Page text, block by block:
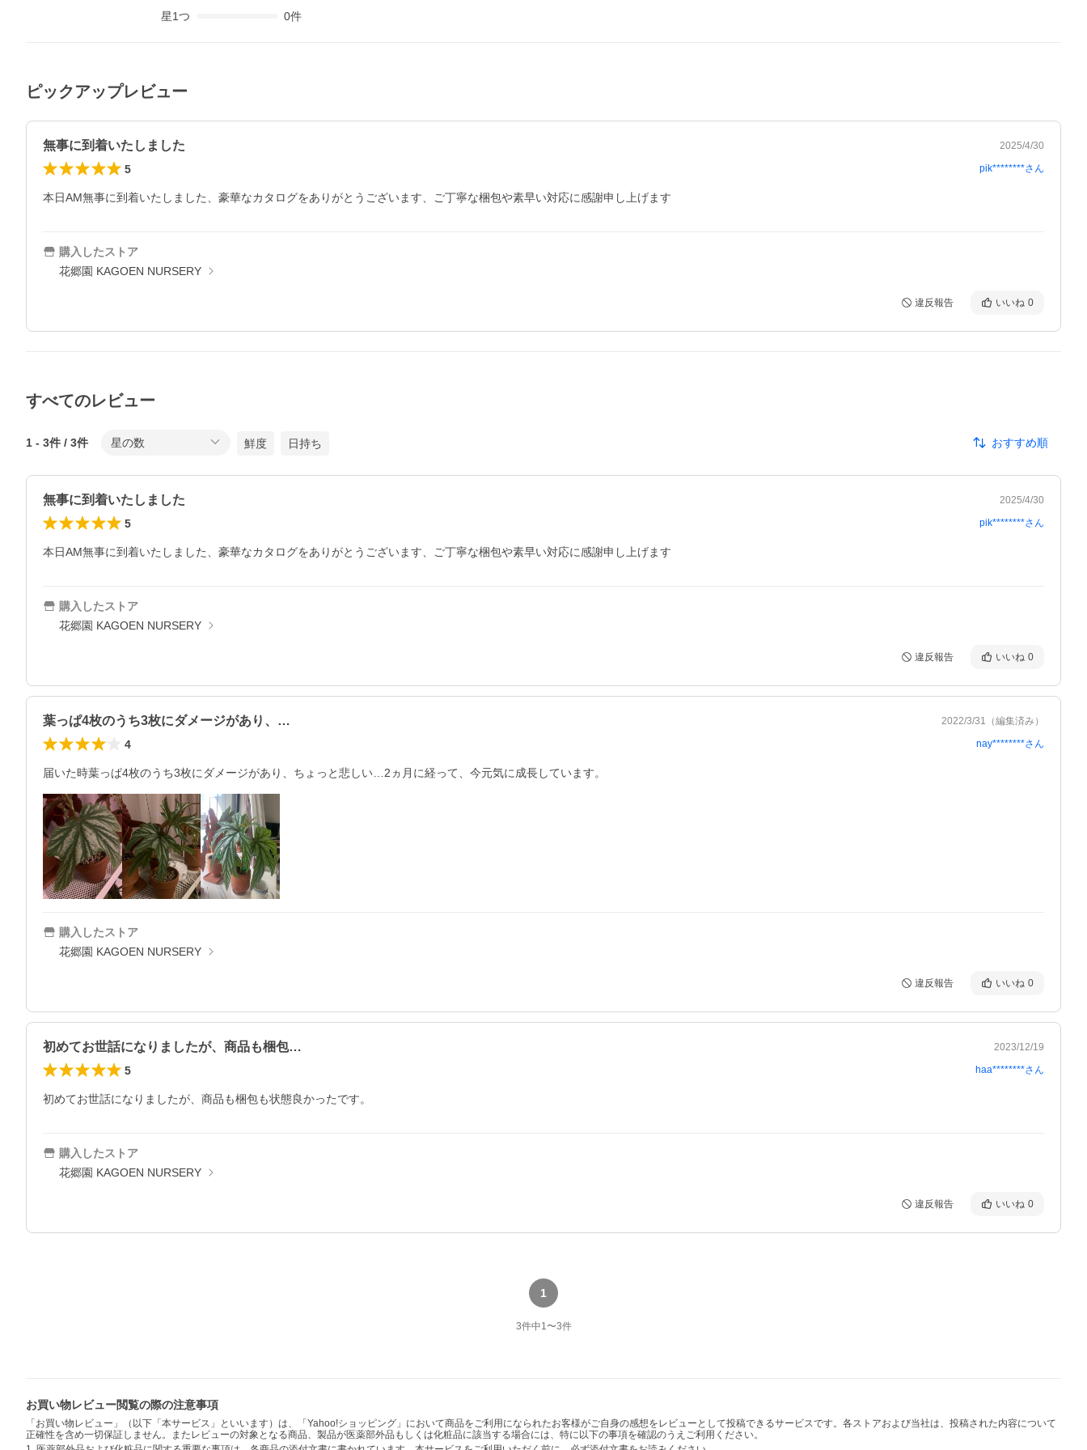
星1つ 0件
ピックアップレビュー
無事に到着いたしました 2025/4/30
5 pik********さん
本日AM無事に到着いたしました、豪華なカタログをありがとうございます、ご丁寧な梱包や素早い対応に感謝申し上げます
購入したストア
花郷園 KAGOEN NURSERY
違反報告 いいね 0
すべてのレビュー
1 - 3件 / 3件 星の数 鮮度 日持ち おすすめ順
無事に到着いたしました 2025/4/30
5 pik********さん
本日AM無事に到着いたしました、豪華なカタログをありがとうございます、ご丁寧な梱包や素早い対応に感謝申し上げます
購入したストア
花郷園 KAGOEN NURSERY
違反報告 いいね 0
葉っぱ4枚のうち3枚にダメージがあり、… 2022/3/31 （編集済み）
4 nay********さん
届いた時葉っぱ4枚のうち3枚にダメージがあり、ちょっと悲しい…2ヵ月に経って、今元気に成長しています。
購入したストア
花郷園 KAGOEN NURSERY
違反報告 いいね 0
初めてお世話になりましたが、商品も梱包… 2023/12/19
5 haa********さん
初めてお世話になりましたが、商品も梱包も状態良かったです。
購入したストア
花郷園 KAGOEN NURSERY
違反報告 いいね 0
1
3件中1〜3件
お買い物レビュー閲覧の際の注意事項
「お買い物レビュー」（以下「本サービス」といいます）は、「Yahoo!ショッピング」において商品をご利用になられたお客様がご自身の感想をレビューとして投稿できるサービスです。各ストアおよび当社は、投稿された内容について
正確性を含め一切保証しません。またレビューの対象となる商品、製品が医薬部外品もしくは化粧品に該当する場合には、特に以下の事項を確認のうえご利用ください。